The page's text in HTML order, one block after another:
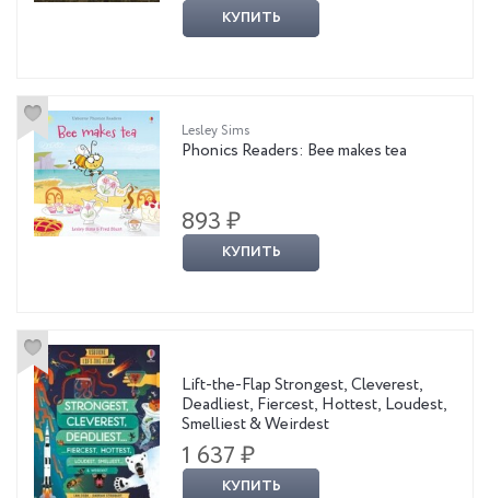
КУПИТЬ
Lesley Sims
Phonics Readers: Bee makes tea
893 ₽
КУПИТЬ
Lift-the-Flap Strongest, Cleverest,
Deadliest, Fiercest, Hottest, Loudest,
Smelliest & Weirdest
1 637 ₽
КУПИТЬ